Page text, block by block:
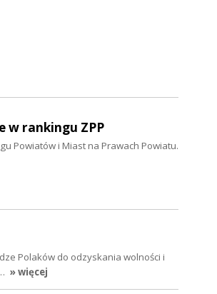
w rankingu ZPP
Powiatów i Miast na Prawach Powiatu.
Polaków do odzyskania wolności i
» więcej